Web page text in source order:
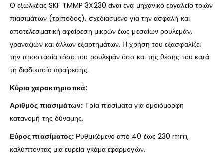
Ο εξωλκέας SKF TMMP 3X230 είναι ένα μηχανικό εργαλείο τριών
πιασιμάτων (τρίποδος), σχεδιασμένο για την ασφαλή και
αποτελεσματική αφαίρεση μικρών έως μεσαίων ρουλεμάν,
γραναζιών και άλλων εξαρτημάτων. Η χρήση του εξασφαλίζει
την προστασία τόσο του ρουλεμάν όσο και της θέσης του κατά
τη διαδικασία αφαίρεσης.
Κύρια χαρακτηριστικά:
Αριθμός πιασιμάτων: Τρία πιασίματα για ομοιόμορφη
κατανομή της δύναμης.
Εύρος πιασίματος: Ρυθμιζόμενο από 40 έως 230 mm,
καλύπτοντας μια ευρεία γκάμα εφαρμογών.